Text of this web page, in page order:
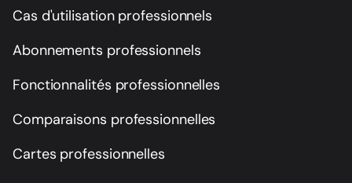
Cas d'utilisation professionnels
Abonnements professionnels
Fonctionnalités professionnelles
Comparaisons professionnelles
Cartes professionnelles